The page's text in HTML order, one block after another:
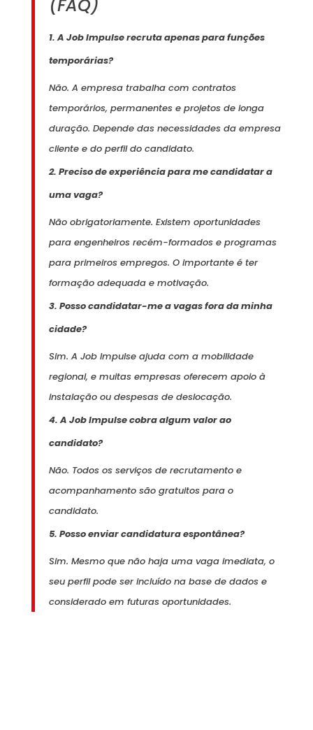
(FAQ)
1. A Job Impulse recruta apenas para funções
temporárias?
Não. A empresa trabalha com contratos
temporários, permanentes e projetos de longa
duração. Depende das necessidades da empresa
cliente e do perfil do candidato.
2. Preciso de experiência para me candidatar a
uma vaga?
Não obrigatoriamente. Existem oportunidades
para engenheiros recém-formados e programas
para primeiros empregos. O importante é ter
formação adequada e motivação.
3. Posso candidatar-me a vagas fora da minha
cidade?
Sim. A Job Impulse ajuda com a mobilidade
regional, e muitas empresas oferecem apoio à
instalação ou despesas de deslocação.
4. A Job Impulse cobra algum valor ao
candidato?
Não. Todos os serviços de recrutamento e
acompanhamento são gratuitos para o
candidato.
5. Posso enviar candidatura espontânea?
Sim. Mesmo que não haja uma vaga imediata, o
seu perfil pode ser incluído na base de dados e
considerado em futuras oportunidades.